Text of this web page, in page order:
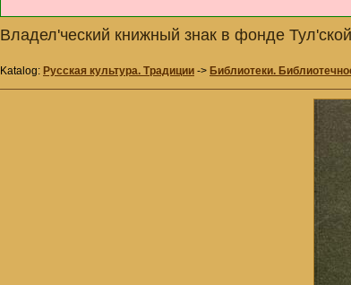
Владел'ческий книжный знак в фонде
Katalog: Русская культура. Традиции -> Библиотеки.